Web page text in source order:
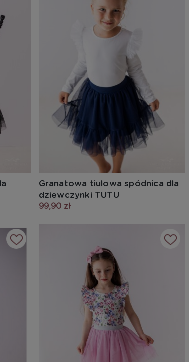
Granatowa tiulowa spódnica dla
dziewczynki TUTU
99,90 zł